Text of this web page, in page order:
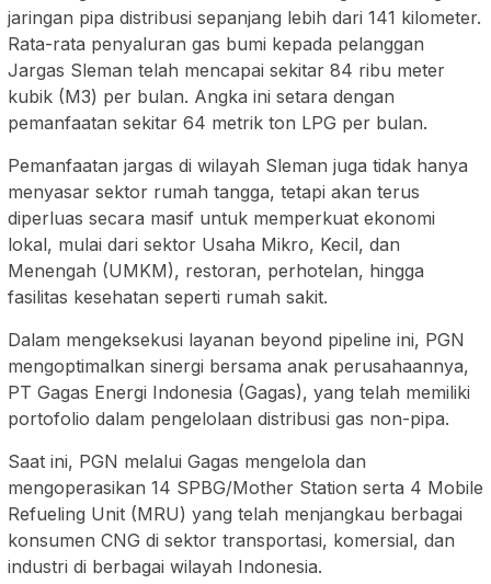
jaringan pipa distribusi sepanjang lebih dari 141 kilometer.
Rata-rata penyaluran gas bumi kepada pelanggan
Jargas Sleman telah mencapai sekitar 84 ribu meter
kubik (M3) per bulan. Angka ini setara dengan
pemanfaatan sekitar 64 metrik ton LPG per bulan.
Pemanfaatan jargas di wilayah Sleman juga tidak hanya
menyasar sektor rumah tangga, tetapi akan terus
diperluas secara masif untuk memperkuat ekonomi
lokal, mulai dari sektor Usaha Mikro, Kecil, dan
Menengah (UMKM), restoran, perhotelan, hingga
fasilitas kesehatan seperti rumah sakit.
Dalam mengeksekusi layanan beyond pipeline ini, PGN
mengoptimalkan sinergi bersama anak perusahaannya,
PT Gagas Energi Indonesia (Gagas), yang telah memiliki
portofolio dalam pengelolaan distribusi gas non-pipa.
Saat ini, PGN melalui Gagas mengelola dan
mengoperasikan 14 SPBG/Mother Station serta 4 Mobile
Refueling Unit (MRU) yang telah menjangkau berbagai
konsumen CNG di sektor transportasi, komersial, dan
industri di berbagai wilayah Indonesia.